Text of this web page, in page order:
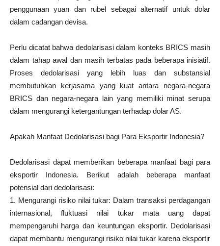
penggunaan yuan dan rubel sebagai alternatif untuk dolar
dalam cadangan devisa.
Perlu dicatat bahwa dedolarisasi dalam konteks BRICS masih
dalam tahap awal dan masih terbatas pada beberapa inisiatif.
Proses dedolarisasi yang lebih luas dan substansial
membutuhkan kerjasama yang kuat antara negara-negara
BRICS dan negara-negara lain yang memiliki minat serupa
dalam mengurangi ketergantungan terhadap dolar AS.
Apakah Manfaat Dedolarisasi bagi Para Eksportir Indonesia?
Dedolarisasi dapat memberikan beberapa manfaat bagi para
eksportir Indonesia. Berikut adalah beberapa manfaat
potensial dari dedolarisasi:
1. Mengurangi risiko nilai tukar: Dalam transaksi perdagangan
internasional, fluktuasi nilai tukar mata uang dapat
mempengaruhi harga dan keuntungan eksportir. Dedolarisasi
dapat membantu mengurangi risiko nilai tukar karena eksportir